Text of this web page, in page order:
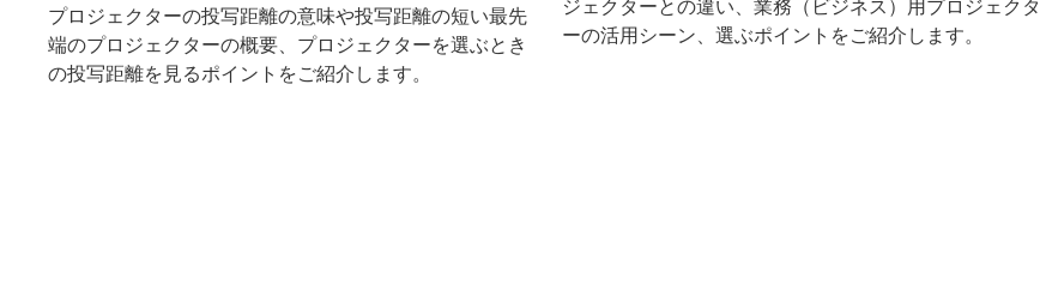
プロジェクターの投写距離の意味や投写距離の短い最先
端のプロジェクターの概要、プロジェクターを選ぶとき
の投写距離を見るポイントをご紹介します。
ジェクターとの違い、業務（ビジネス）用プロジェクタ
ーの活用シーン、選ぶポイントをご紹介します。